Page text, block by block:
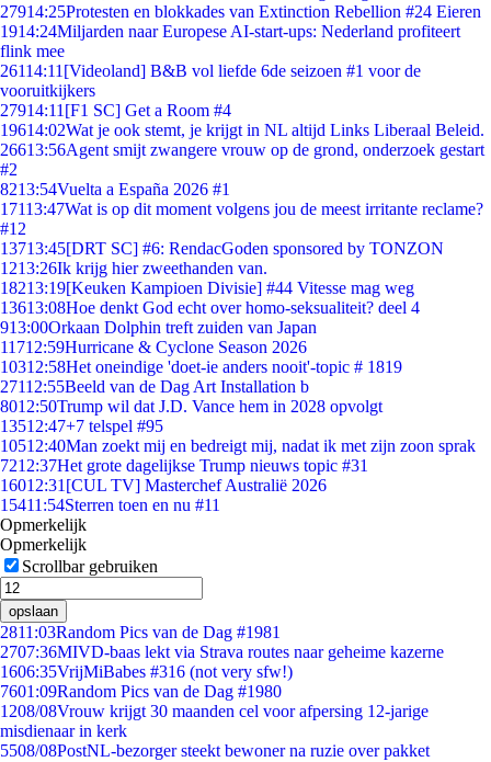
27914:25Protesten en blokkades van Extinction Rebellion #24 Eieren
1914:24Miljarden naar Europese AI-start-ups: Nederland profiteert
flink mee
26114:11 [Videoland] B&B vol liefde 6de seizoen #1 voor de
vooruitkijkers
27914:11 [F1 SC] Get a Room #4
19614:02Wat je ook stemt, je krijgt in NL altijd Links Liberaal Beleid.
26613:56Agent smijt zwangere vrouw op de grond, onderzoek gestart
#2
8213:54Vuelta a España 2026 #1
17113:47Wat is op dit moment volgens jou de meest irritante reclame?
#12
13713:45[DRT SC] #6: RendacGoden sponsored by TONZON
1213:26Ik krijg hier zweethanden van.
18213:19[Keuken Kampioen Divisie] #44 Vitesse mag weg
13613:08Hoe denkt God echt over homo-seksualiteit? deel 4
913:00Orkaan Dolphin treft zuiden van Japan
11712:59Hurricane & Cyclone Season 2026
10312:58Het oneindige 'doet-ie anders nooit'-topic # 1819
27112:55Beeld van de Dag Art Installation b
8012:50Trump wil dat J.D. Vance hem in 2028 opvolgt
13512:47+7 telspel #95
10512:40Man zoekt mij en bedreigt mij, nadat ik met zijn zoon sprak
7212:37Het grote dagelijkse Trump nieuws topic #31
16012:31 [CUL TV] Masterchef Australië 2026
15411:54Sterren toen en nu #11
Opmerkelijk
Opmerkelijk
Scrollbar gebruiken
opslaan
2811:03Random Pics van de Dag #1981
2707:36MIVD-baas lekt via Strava routes naar geheime kazerne
1606:35VrijMiBabes #316 (not very sfw!)
7601:09Random Pics van de Dag #1980
1208/08Vrouw krijgt 30 maanden cel voor afpersing 12-jarige
misdienaar in kerk
5508/08PostNL-bezorger steekt bewoner na ruzie over pakket